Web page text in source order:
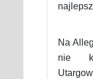
Na
nie